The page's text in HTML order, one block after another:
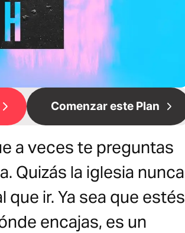
Comenzar este Plan
a veces te preguntas
Quizás la iglesia nunca
ir. Ya sea que estés
encajas, es un